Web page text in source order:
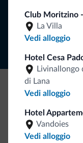
Club Moritzino
La Villa
Vedi alloggio
Hotel Cesa
Livinallongo
di Lana
Vedi alloggio
Hotel
Vandoies
Vedi alloggio
Be Original,
Ce l'avete chiesto
Dolomiti.it!